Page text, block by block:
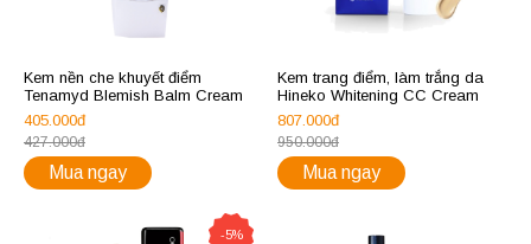
Kem nền che khuyết điểm
Tenamyd Blemish Balm Cream
405.000đ
427.000đ
Mua ngay
Kem trang điểm, làm trắng da
Hineko Whitening CC Cream
807.000đ
950.000đ
Mua ngay
-5%